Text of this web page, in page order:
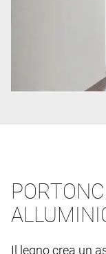
Il legno crea un